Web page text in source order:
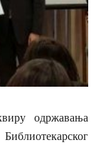
одржавања